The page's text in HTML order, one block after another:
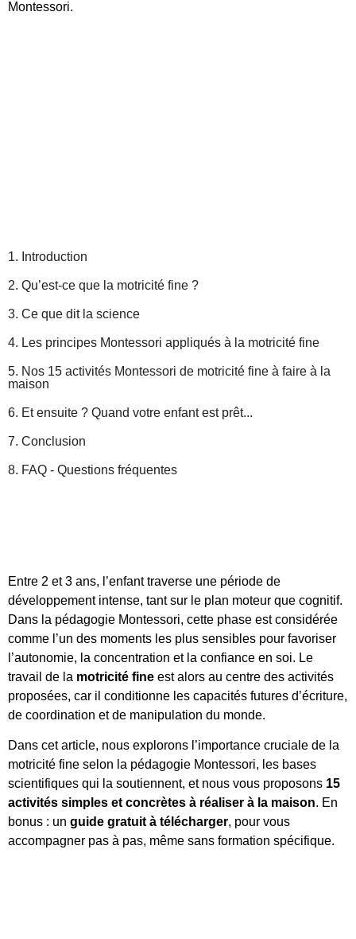
Montessori.
1. Introduction
2. Qu’est-ce que la motricité fine ?
3. Ce que dit la science
4. Les principes Montessori appliqués à la motricité fine
5. Nos 15 activités Montessori de motricité fine à faire à la
maison
6. Et ensuite ? Quand votre enfant est prêt...
7. Conclusion
8. FAQ - Questions fréquentes
Entre 2 et 3 ans, l’enfant traverse une période de
développement intense, tant sur le plan moteur que cognitif.
Dans la pédagogie Montessori, cette phase est considérée
comme l’un des moments les plus sensibles pour favoriser
l’autonomie, la concentration et la confiance en soi. Le
travail de la motricité fine est alors au centre des activités
proposées, car il conditionne les capacités futures d’écriture,
de coordination et de manipulation du monde.
Dans cet article, nous explorons l’importance cruciale de la
motricité fine selon la pédagogie Montessori, les bases
scientifiques qui la soutiennent, et nous vous proposons 15
activités simples et concrètes à réaliser à la maison. En
bonus : un guide gratuit à télécharger, pour vous
accompagner pas à pas, même sans formation spécifique.